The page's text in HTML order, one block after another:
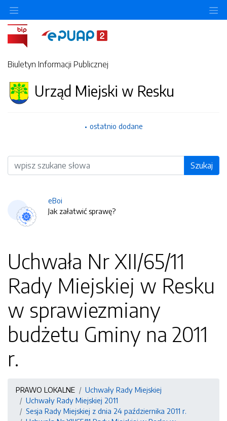
Biuletyn Informacji Publicznej
Urząd Miejski w Resku
ostatnio dodane
Wyszukiwarka Szukaj
eBoi
Jak załatwić sprawę?
Uchwała Nr XII/65/11
Rady Miejskiej w Resku
w sprawiezmiany
budżetu Gminy na 2011
r.
PRAWO LOKALNE
Uchwały Rady Miejskiej
Uchwały Rady Miejskiej 2011
Sesja Rady Miejskiej z dnia 24 października 2011 r.